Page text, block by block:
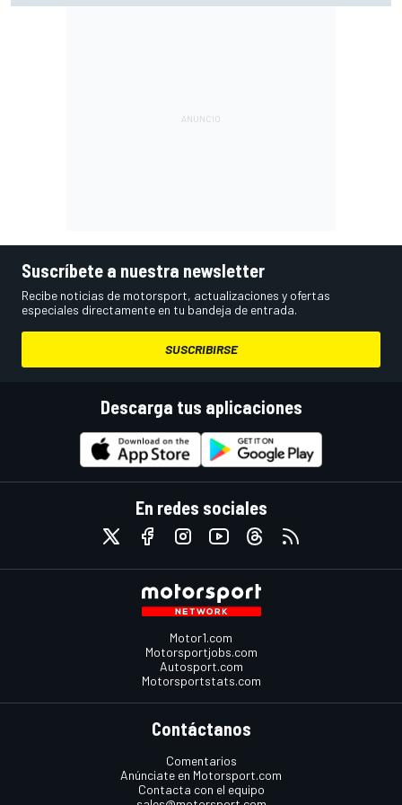
Suscríbete a nuestra newsletter
Recibe noticias de motorsport, actualizaciones y ofertas
especiales directamente en tu bandeja de entrada.
SUSCRIBIRSE
Descarga tus aplicaciones
En redes sociales
Motor1.com
Motorsportjobs.com
Autosport.com
Motorsportstats.com
Contáctanos
Comentarios
Anúnciate en Motorsport.com
Contacta con el equipo